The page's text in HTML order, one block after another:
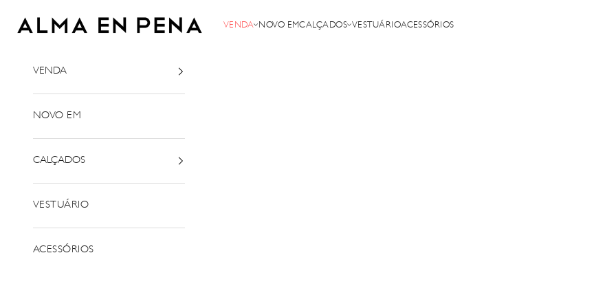
Alma em Pena
VENDA NOVO EMCALÇADOS VESTUÁRIOACESSÓRIOS
VENDA
NOVO EM
CALÇADOS
VESTUÁRIO
ACESSÓRIOS